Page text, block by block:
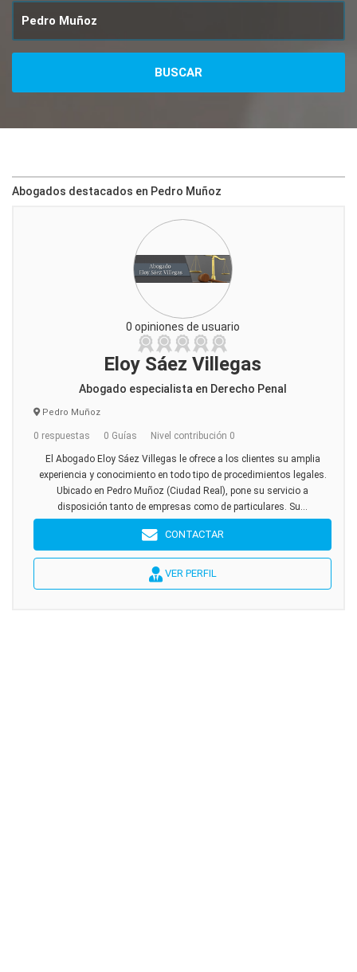
Abogados destacados en Pedro Muñoz
0 opiniones de usuario
Eloy Sáez Villegas
Abogado especialista en Derecho Penal
Pedro Muñoz
0 respuestas 0 Guías Nivel contribución 0
El Abogado Eloy Sáez Villegas le ofrece a los clientes su amplia
experiencia y conocimiento en todo tipo de procedimientos legales.
Ubicado en Pedro Muñoz (Ciudad Real), pone su servicio a
disposición tanto de empresas como de particulares. Su...
CONTACTAR
VER PERFIL